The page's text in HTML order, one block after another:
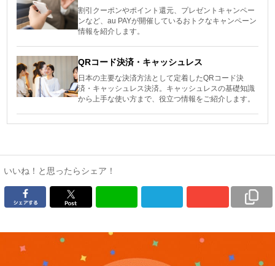
割引クーポンやポイント還元、プレゼントキャンペー
ンなど、au PAYが開催しているおトクなキャンペーン
情報を紹介します。
QRコード決済・キャッシュレス
日本の主要な決済方法として定着したQRコード決
済・キャッシュレス決済。キャッシュレスの基礎知識
から上手な使い方まで、役立つ情報をご紹介します。
いいね！と思ったらシェア！